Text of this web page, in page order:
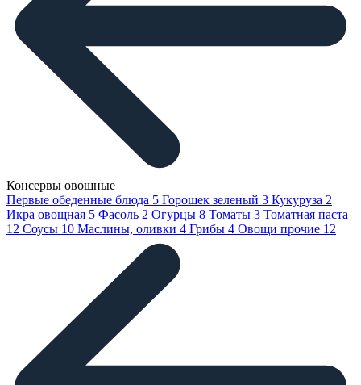
Консервы овощные
Первые обеденные блюда 5 Горошек зеленый 3 Кукуруза 2
Икра овощная 5 Фасоль 2 Огурцы 8 Томаты 3 Томатная паста
12 Соусы 10 Маслины, оливки 4 Грибы 4 Овощи прочие 12